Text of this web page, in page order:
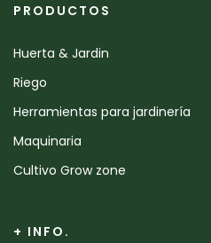
PRODUCTOS
Huerta & Jardin
Riego
Herramientas para jardinería
Maquinaria
Cultivo Grow zone
+ INFO.